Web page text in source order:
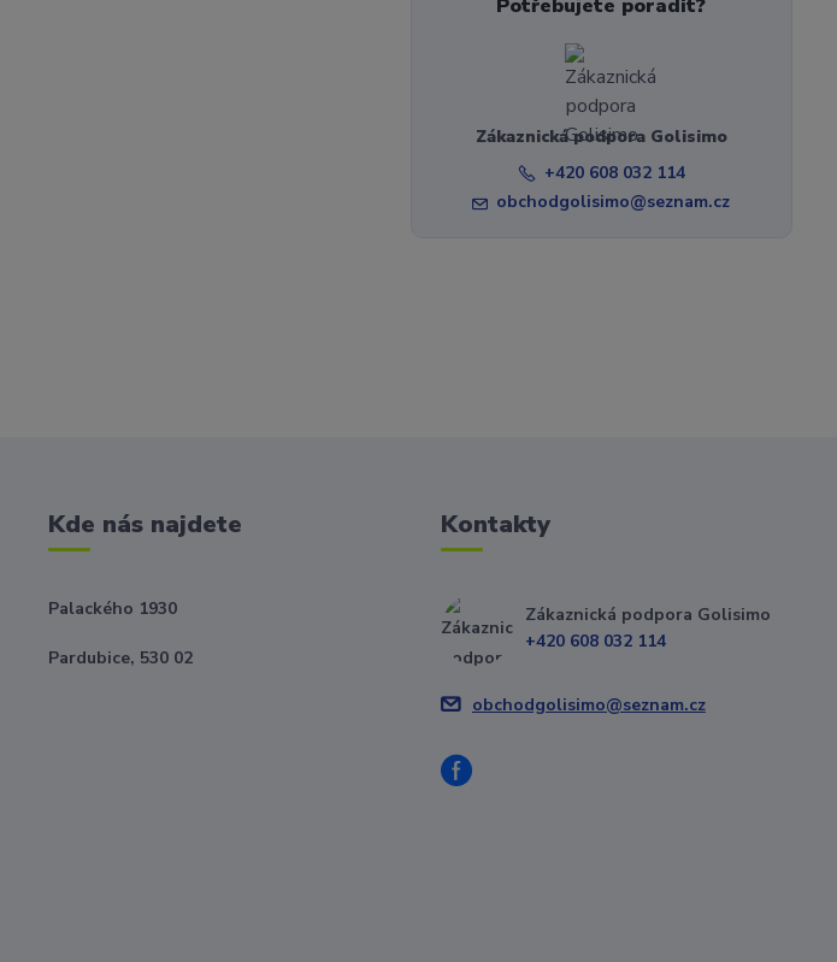
Potřebujete poradit?
Zákaznická podpora Golisimo
+420 608 032 114
obchodgolisimo@seznam.cz
Kde nás najdete
Palackého 1930
Pardubice, 530 02
Kontakty
Zákaznická podpora Golisimo
+420 608 032 114
obchodgolisimo@seznam.cz